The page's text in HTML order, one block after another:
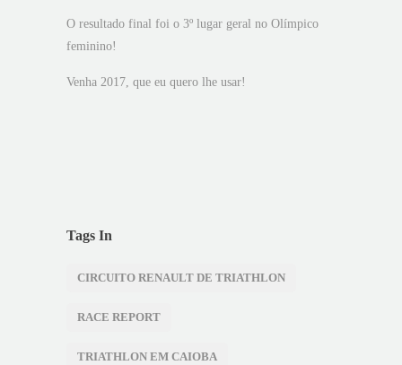
O resultado final foi o 3º lugar geral no Olímpico
feminino!
Venha 2017, que eu quero lhe usar!
Tags In
CIRCUITO RENAULT DE TRIATHLON
RACE REPORT
TRIATHLON EM CAIOBA